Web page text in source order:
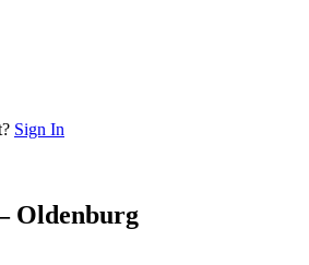
Sign In
Oldenburg